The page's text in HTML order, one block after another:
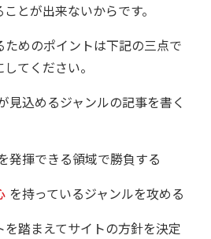
とが出来ないからです。
めのポイントは下記の三点で
てください。
見込めるジャンルの記事を書く
発揮できる領域で勝負する
を持っているジャンルを攻める
を踏まえてサイトの方針を決定